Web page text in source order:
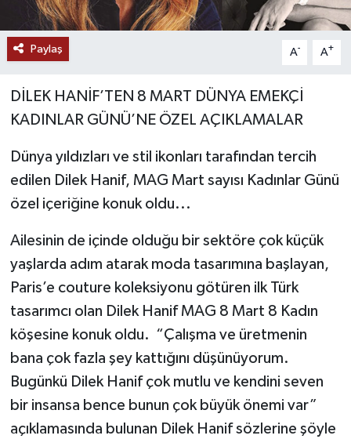
Paylaş A- A+
DİLEK HANİF’TEN 8 MART DÜNYA EMEKÇİ
KADINLAR GÜNÜ’NE ÖZEL AÇIKLAMALAR
Dünya yıldızları ve stil ikonları tarafından tercih
edilen Dilek Hanif, MAG Mart sayısı Kadınlar Günü
özel içeriğine konuk oldu...
Ailesinin de içinde olduğu bir sektöre çok küçük
yaşlarda adım atarak moda tasarımına başlayan,
Paris’e couture koleksiyonu götüren ilk Türk
tasarımcı olan Dilek Hanif MAG 8 Mart 8 Kadın
köşesine konuk oldu. “Çalışma ve üretmenin
bana çok fazla şey kattığını düşünüyorum.
Bugünkü Dilek Hanif çok mutlu ve kendini seven
bir insansa bence bunun çok büyük önemi var”
açıklamasında bulunan Dilek Hanif sözlerine şöyle